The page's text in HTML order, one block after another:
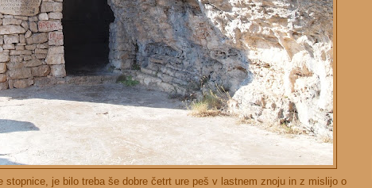
je bilo treba še dobre četrt ure peš v lastnem znoju in z mislijo o